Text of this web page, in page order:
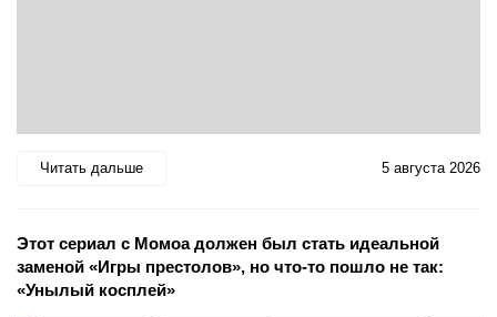
Читать дальше 5 августа 2026
Этот сериал с Момоа должен был стать идеальной
заменой «Игры престолов», но что-то пошло не так:
«Унылый косплей»